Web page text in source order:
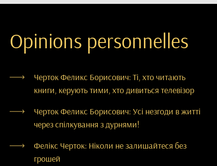
Opinions personnelles
Черток Феликс Борисович: Ті, хто читають
книги, керують тими, хто дивиться телевізор
Черток Феликс Борисович: Усі незгоди в житті
через спілкування з дурнями!
Фелікс Черток: Ніколи не залишайтеся без
грошей